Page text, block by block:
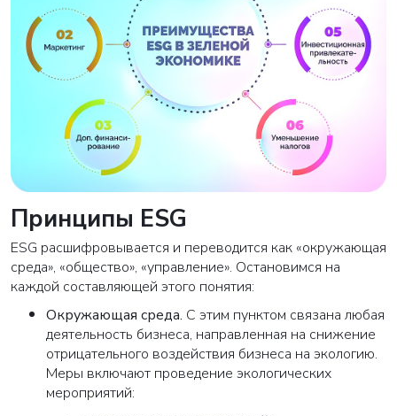
Принципы ESG
ESG расшифровывается и переводится как «окружающая
среда», «общество», «управление». Остановимся на
каждой составляющей этого понятия:
Окружающая среда. С этим пунктом связана любая
деятельность бизнеса, направленная на снижение
отрицательного воздействия бизнеса на экологию.
Меры включают проведение экологических
мероприятий: